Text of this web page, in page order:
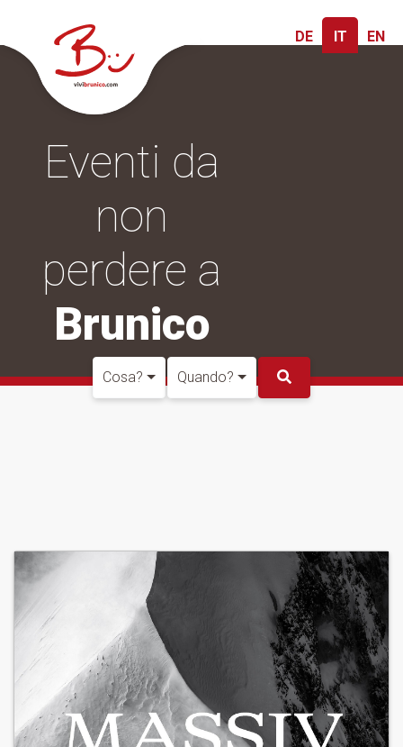
DE IT EN
Eventi da
non
perdere a
Brunico
Cosa? Quando?